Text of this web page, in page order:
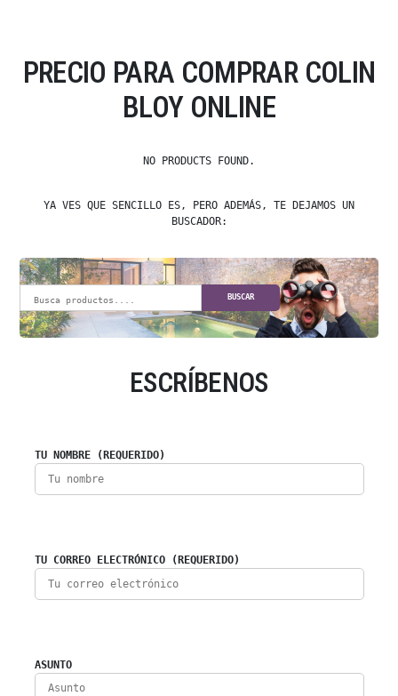
PRECIO PARA COMPRAR COLIN
BLOY ONLINE
NO PRODUCTS FOUND.
YA VES QUE SENCILLO ES, PERO ADEMÁS, TE DEJAMOS UN
BUSCADOR:
BUSCAR
ESCRÍBENOS
TU NOMBRE (REQUERIDO)
TU CORREO ELECTRÓNICO (REQUERIDO)
ASUNTO